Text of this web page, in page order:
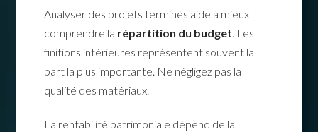
Analyser des projets terminés aide à mieux
comprendre la répartition du budget. Les
finitions intérieures représentent souvent la
part la plus importante. Ne négligez pas la
qualité des matériaux.
La rentabilité patrimoniale dépend de la